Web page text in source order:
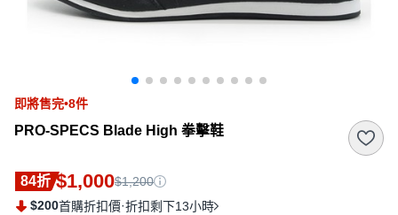
即將售完•8件
PRO-SPECS Blade High 拳擊鞋
84折 $1,000$1,200
$200首購折扣價·折扣剩下13小時